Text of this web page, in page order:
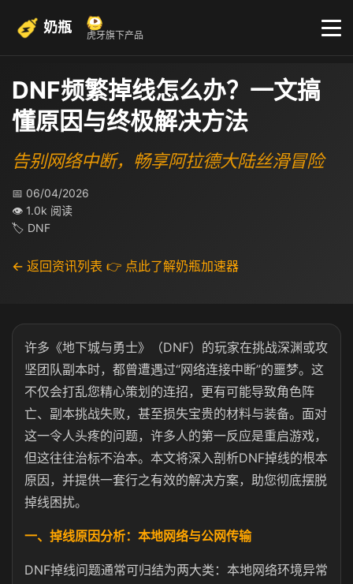
奶瓶 虎牙旗下产品
DNF频繁掉线怎么办？一文搞
懂原因与终极解决方法
告别网络中断，畅享阿拉德大陆丝滑冒险
📅 06/04/2026
👁 1.0k 阅读
🏷 DNF
← 返回资讯列表 👉 点此了解奶瓶加速器
许多《地下城与勇士》（DNF）的玩家在挑战深渊或攻
坚团队副本时，都曾遭遇过“网络连接中断”的噩梦。这
不仅会打乱您精心策划的连招，更有可能导致角色阵
亡、副本挑战失败，甚至损失宝贵的材料与装备。面对
这一令人头疼的问题，许多人的第一反应是重启游戏，
但这往往治标不治本。本文将深入剖析DNF掉线的根本
原因，并提供一套行之有效的解决方案，助您彻底摆脱
掉线困扰。
一、掉线原因分析：本地网络与公网传输
DNF掉线问题通常可归结为两大类：本地网络环境异常